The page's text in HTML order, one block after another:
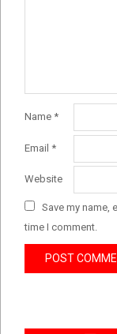
Name *
Email *
Website
Save my name,
time I comment.